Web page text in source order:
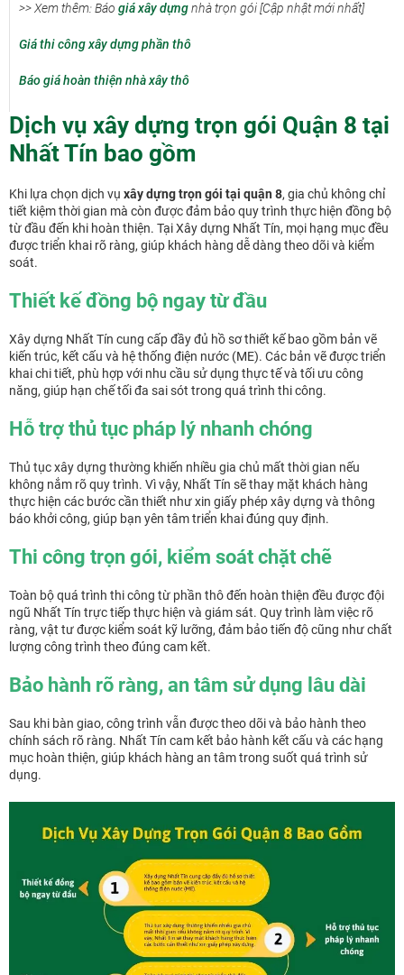
>> Xem thêm: Báo giá xây dựngnhà trọn gói [Cập nhật mới nhất]
Giá thi công xây dựng phần thô
Báo giá hoàn thiện nhà xây thô
Dịch vụ xây dựng trọn gói Quận 8 tại
Nhất Tín bao gồm
Khi lựa chọn dịch vụ xây dựng trọn gói tại quận 8, gia chủ không chỉ
tiết kiệm thời gian mà còn được đảm bảo quy trình thực hiện đồng bộ
từ đầu đến khi hoàn thiện. Tại Xây dựng Nhất Tín, mọi hạng mục đều
được triển khai rõ ràng, giúp khách hàng dễ dàng theo dõi và kiểm
soát.
Thiết kế đồng bộ ngay từ đầu
Xây dựng Nhất Tín cung cấp đầy đủ hồ sơ thiết kế bao gồm bản vẽ
kiến trúc, kết cấu và hệ thống điện nước (ME). Các bản vẽ được triển
khai chi tiết, phù hợp với nhu cầu sử dụng thực tế và tối ưu công
năng, giúp hạn chế tối đa sai sót trong quá trình thi công.
Hỗ trợ thủ tục pháp lý nhanh chóng
Thủ tục xây dựng thường khiến nhiều gia chủ mất thời gian nếu
không nắm rõ quy trình. Vì vậy, Nhất Tín sẽ thay mặt khách hàng
thực hiện các bước cần thiết như xin giấy phép xây dựng và thông
báo khởi công, giúp bạn yên tâm triển khai đúng quy định.
Thi công trọn gói, kiểm soát chặt chẽ
Toàn bộ quá trình thi công từ phần thô đến hoàn thiện đều được đội
ngũ Nhất Tín trực tiếp thực hiện và giám sát. Quy trình làm việc rõ
ràng, vật tư được kiểm soát kỹ lưỡng, đảm bảo tiến độ cũng như chất
lượng công trình theo đúng cam kết.
Bảo hành rõ ràng, an tâm sử dụng lâu dài
Sau khi bàn giao, công trình vẫn được theo dõi và bảo hành theo
chính sách rõ ràng. Nhất Tín cam kết bảo hành kết cấu và các hạng
mục hoàn thiện, giúp khách hàng an tâm trong suốt quá trình sử
dụng.